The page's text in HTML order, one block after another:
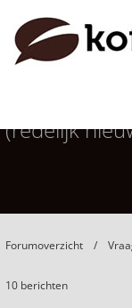
Quickmill
(redelijk
Forumoverzicht
10 berichten